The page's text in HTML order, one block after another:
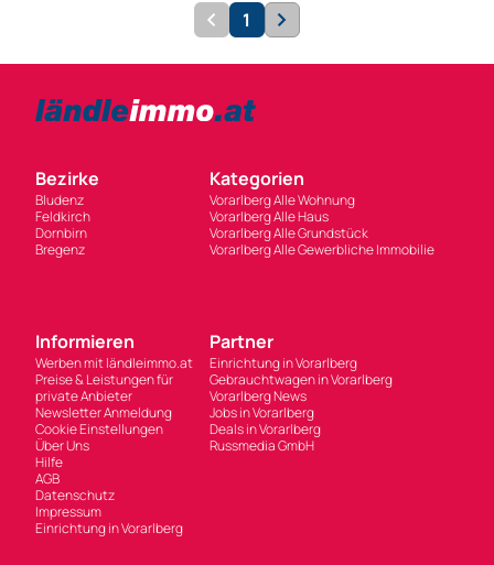
1
Bezirke
Bludenz
Feldkirch
Dornbirn
Bregenz
Kategorien
Vorarlberg Alle Wohnung
Vorarlberg Alle Haus
Vorarlberg Alle Grundstück
Vorarlberg Alle Gewerbliche Immobilie
Informieren
Werben mit ländleimmo.at
Preise & Leistungen für
private Anbieter
Newsletter Anmeldung
Cookie Einstellungen
Über Uns
Hilfe
AGB
Datenschutz
Impressum
Einrichtung in Vorarlberg
Partner
Einrichtung in Vorarlberg
Gebrauchtwagen in Vorarlberg
Vorarlberg News
Jobs in Vorarlberg
Deals in Vorarlberg
Russmedia GmbH